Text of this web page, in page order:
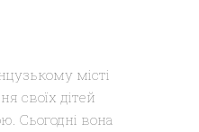
місті
своїх дітей
Сьогодні вона